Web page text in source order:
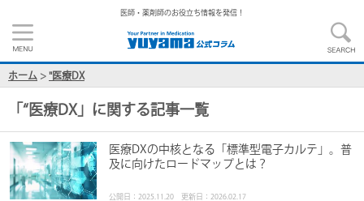
医師・薬剤師のお役立ち情報を発信！
ホーム > "医療DX
“医療DX 」に関する記事一覧
医療DXの中核となる「標準型電子カルテ」。普
及に向けたロードマップとは？
公開日：2025.11.20 更新日：2026.02.17